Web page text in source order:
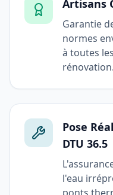
Artisans
Garantie
normes
à toutes
rénovation.
Pose
DTU 36.5
l'eau
ponts